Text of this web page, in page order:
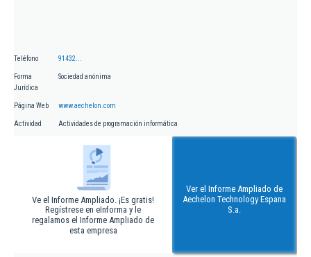
Teléfono 91432...
Forma
Jurídica
Sociedad anónima
Página Web www.aechelon.com
Actividad Actividades de programación informática
Ve el Informe Ampliado. ¡Es gratis!
Regístrese en eInforma y le
regalamos el Informe Ampliado de
esta empresa
Ver el Informe Ampliado de
Aechelon Technology Espana
S.a.